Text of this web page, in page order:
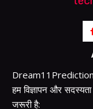
हम विज्ञापन और
जरूरी है: